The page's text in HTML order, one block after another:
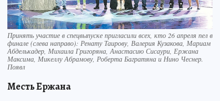
Принять участие в спецвыпуске пригласили всех, кто 26 апреля пел в
финале (слева направо): Ренату Таирову, Валерия Кузакова, Мариам
Абделькадер, Михаила Григоряна, Анастасию Сисаури, Ержана
Максима, Микеллу Абрамову, Роберта Багратяна и Нино Чеснер.
Появл
Месть Ержана